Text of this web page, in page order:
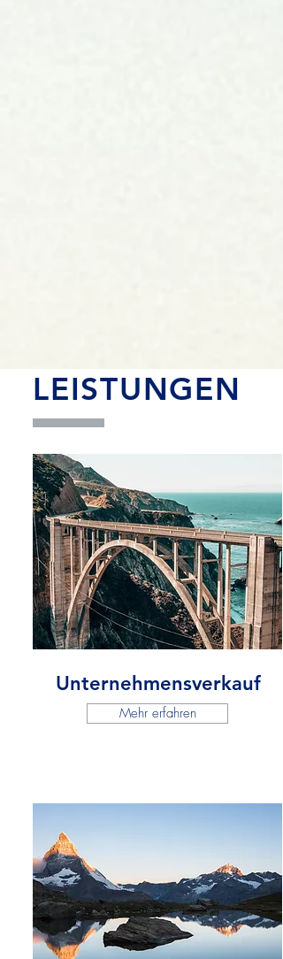
LEISTUNGEN
Unternehmensverkauf
Mehr erfahren